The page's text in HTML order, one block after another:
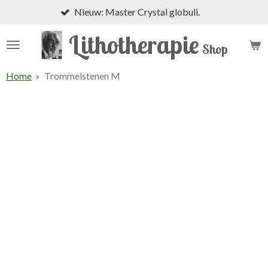
naar
Lithotherapie Shop
Nieuw: Master Crystal globuli.
Home » Trommelstenen M